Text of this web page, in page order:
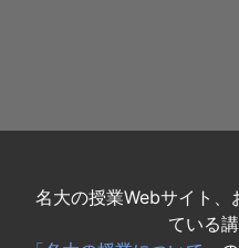
名大の授業Webサイト
ている